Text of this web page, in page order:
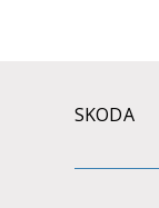
SKODA